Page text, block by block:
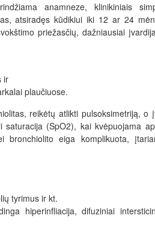
anamneze, klinikiniais
atsiradęs kūdikiui iki 12 ar 24
priežasčių, dažniausiai
ir
plaučiuose.
reikėtų atlikti pulsoksimetriją,
saturacija (SpO2), kai kvėpuojama
bronchiolito eiga komplikuota,
tyrimus ir kt.
hiperinfliacija, difuziniai